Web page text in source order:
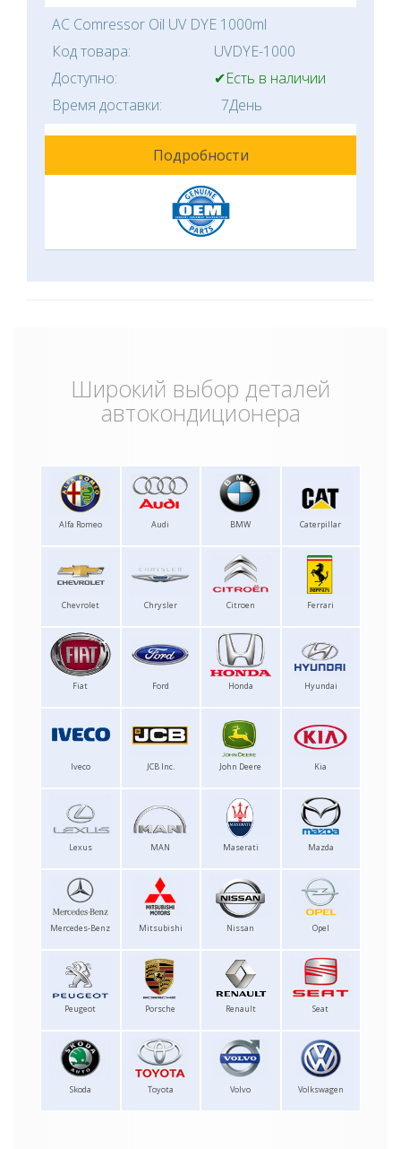
AC Comressor Oil UV DYE 1000ml
Код товара:
UVDYE-1000
Доступно:
✔Есть в наличии
Время доставки:
7День
Подробности
Широкий выбор деталей
автокондиционера
Alfa Romeo Audi BMW Caterpillar
Chevrolet Chrysler Citroen Ferrari
Fiat Ford Honda Hyundai
Iveco JCB Inc. John Deere Kia
Lexus MAN Maserati Mazda
Mercedes-Benz Mitsubishi Nissan Opel
Peugeot Porsche Renault Seat
Skoda Toyota Volvo Volkswagen